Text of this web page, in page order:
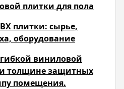
плитки для пола
плитки: сырье,
оборудование
виниловой
толщине защитных
помещения.